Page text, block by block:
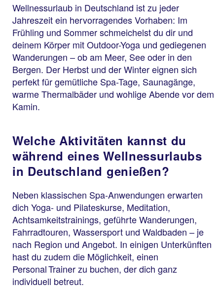
Wellnessurlaub in Deutschland ist zu jeder
Jahreszeit ein hervorragendes Vorhaben: Im
Frühling und Sommer schmeichelst du dir und
deinem Körper mit Outdoor-Yoga und gediegenen
Wanderungen – ob am Meer, See oder in den
Bergen. Der Herbst und der Winter eignen sich
perfekt für gemütliche Spa-Tage, Saunagänge,
warme Thermalbäder und wohlige Abende vor dem
Kamin.
Welche Aktivitäten kannst du
während eines Wellnessurlaubs
in Deutschland genießen?
Neben klassischen Spa-Anwendungen erwarten
dich Yoga- und Pilateskurse, Meditation,
Achtsamkeitstrainings, geführte Wanderungen,
Fahrradtouren, Wassersport und Waldbaden – je
nach Region und Angebot. In einigen Unterkünften
hast du zudem die Möglichkeit, einen
Personal Trainer zu buchen, der dich ganz
individuell betreut.